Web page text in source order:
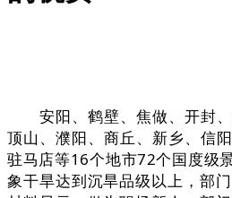
安阳、鹤壁、焦做、开封、
顶山、濮阳、商丘、新乡、信
驻马店等16个地市72个国度级
象干旱达到沉旱品级以上，部